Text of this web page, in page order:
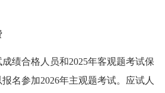
绩合格人员和2025年客观题考试保
名参加2026年主观题考试。应试人